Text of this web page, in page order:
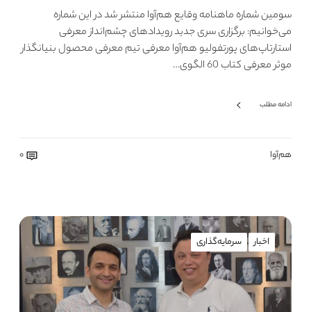
سومین شماره ماهنامه وقایع هم‌آوا منتشر شد در این شماره
می‌خوانیم: برگزاری سری جدید رویدادهای چشم‌انداز معرفی
استارتاپ‌های پورتفولیو هم‌آوا معرفی تیم معرفی محصول بنیانگذار
موثر معرفی کتاب 60 الگوی…
ادامه مطلب
هم‌آوا 0
اخبار سرمایه‌گذاری